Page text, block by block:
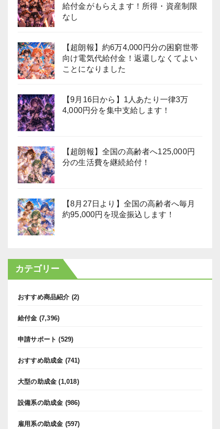
給付金がもらえます！所得・資産制限
なし
【超朗報】約6万4,000円分の困窮世帯
向け電気代給付金！返還しなくてよい
ことになりました
【9月16日から】1人あたり一律3万
4,000円分を集中支給します！
【超朗報】全国の高齢者へ125,000円
分の生活費を継続給付！
【8月27日より】全国の高齢者へ毎月
約95,000円を現金振込します！
カテゴリー
おすすめ商品紹介 (2)
給付金 (7,396)
申請サポート (529)
おすすめ助成金 (741)
大型の助成金 (1,018)
設備系の助成金 (986)
雇用系の助成金 (597)